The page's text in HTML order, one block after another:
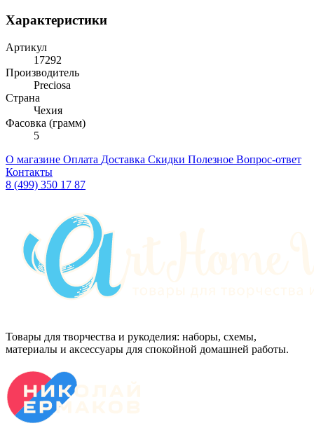
Характеристики
Артикул
17292
Производитель
Preciosa
Страна
Чехия
Фасовка (грамм)
5
О магазине Оплата Доставка Скидки Полезное Вопрос-ответ
Контакты
8 (499) 350 17 87
Товары для творчества и рукоделия: наборы, схемы,
материалы и аксессуары для спокойной домашней работы.